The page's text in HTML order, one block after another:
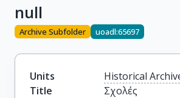
null
Archive Subfolder uoadl:65697
Units
Historical
Title
Σχολές